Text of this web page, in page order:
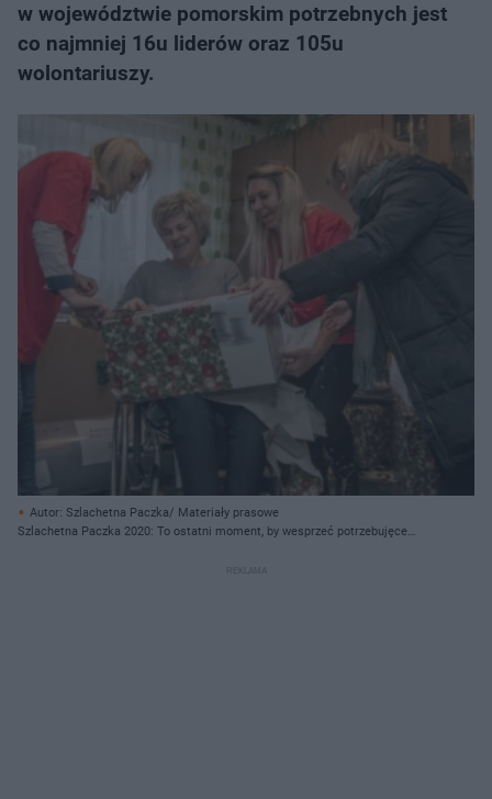
w województwie pomorskim potrzebnych jest
co najmniej 16u liderów oraz 105u
wolontariuszy.
Autor: Szlachetna Paczka/ Materiały prasowe
Szlachetna Paczka 2020: To ostatni moment, by wesprzeć potrzebujęce